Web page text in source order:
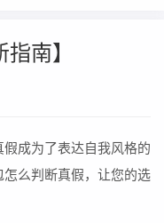
南】
成为了表达自我风格的
么判断真假，让您的选